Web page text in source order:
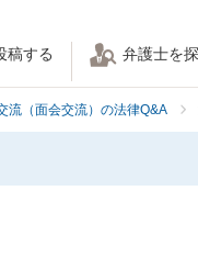
稿する 弁護士を
流（面会交流）の法律Q&A